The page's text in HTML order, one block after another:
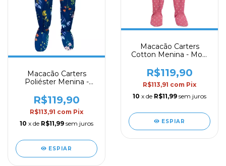
Macacão Carters
Poliéster Menina -
R$119,90
R$113,91 com Pix
10 x de R$11,99 sem juros
ESPIAR
Macacão Carters
Cotton Menina - Mod.
R$119,90
R$113,91 com Pix
10 x de R$11,99 sem juros
ESPIAR